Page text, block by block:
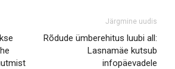
Järgmine uudis
Rõdude ümberehitus luubi all:
Lasnamäe kutsub
infopäevadele